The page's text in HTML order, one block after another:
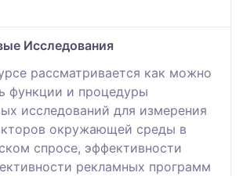
Исследования
рассматривается как можно
функции и процедуры
исследований для измерения
окружающей среды в
спросе, эффективности
рекламных программ